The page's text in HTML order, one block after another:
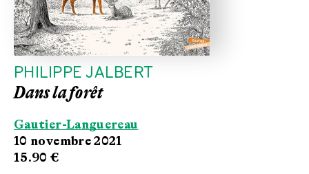
PHILIPPE JALBERT
Dans la forêt
Gautier-Languereau
10 novembre 2021
15.90 €